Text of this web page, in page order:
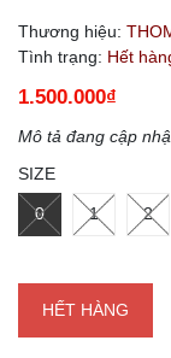
Thương hiệu:
Tình trạng: Hết
1.500.000₫
Mô tả đang cập
SIZE
0 1 2
HẾT HÀNG